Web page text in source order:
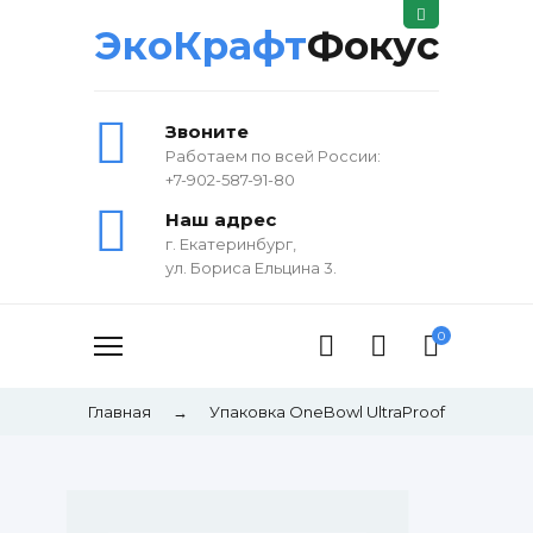
ЭкоКрафтФокус
Звоните
Работаем по всей России:
+7-902-587-91-80
Наш адрес
г. Екатеринбург,
ул. Бориса Ельцина 3.
0
Главная → Упаковка OneBowl UltraProof